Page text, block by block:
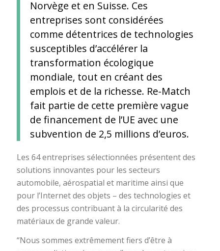
Norvège et en Suisse. Ces
entreprises sont considérées
comme détentrices de technologies
susceptibles d’accélérer la
transformation écologique
mondiale, tout en créant des
emplois et de la richesse. Re-Match
fait partie de cette première vague
de financement de l’UE avec une
subvention de 2,5 millions d’euros.
Les 64 entreprises sélectionnées présentent des
solutions innovantes pour les secteurs
automobile, aérospatial et maritime ainsi que
pour l’Internet des objets – des technologies et
des processus contribuant à la circularité des
matériaux de grande valeur.
“Nous sommes extrêmement fiers d’être à